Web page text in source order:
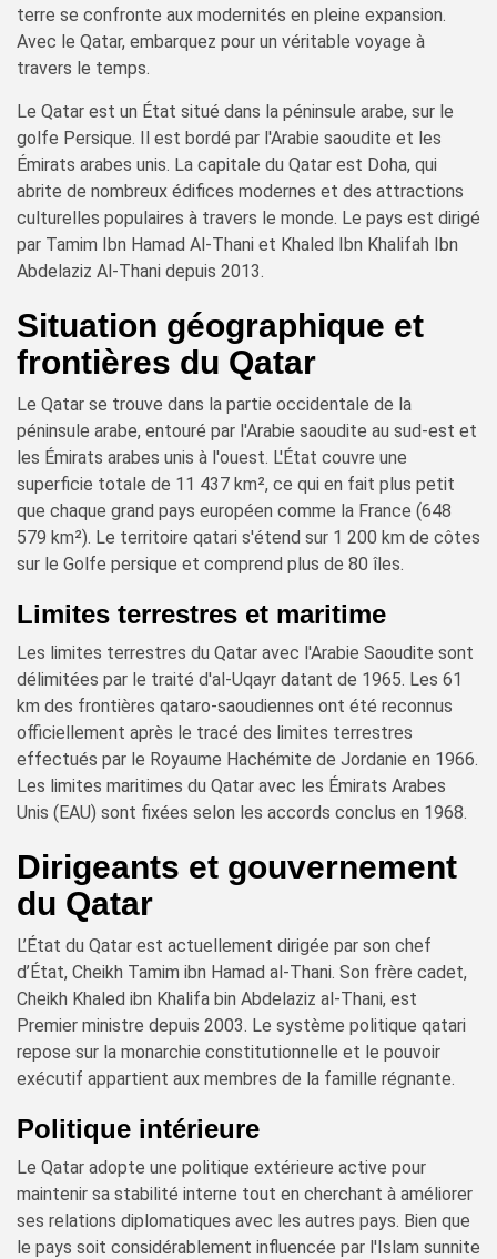
terre se confronte aux modernités en pleine expansion.
Avec le Qatar, embarquez pour un véritable voyage à
travers le temps.
Le Qatar est un État situé dans la péninsule arabe, sur le
golfe Persique. Il est bordé par l'Arabie saoudite et les
Émirats arabes unis. La capitale du Qatar est Doha, qui
abrite de nombreux édifices modernes et des attractions
culturelles populaires à travers le monde. Le pays est dirigé
par Tamim Ibn Hamad Al-Thani et Khaled Ibn Khalifah Ibn
Abdelaziz Al-Thani depuis 2013.
Situation géographique et
frontières du Qatar
Le Qatar se trouve dans la partie occidentale de la
péninsule arabe, entouré par l'Arabie saoudite au sud-est et
les Émirats arabes unis à l'ouest. L'État couvre une
superficie totale de 11 437 km², ce qui en fait plus petit
que chaque grand pays européen comme la France (648
579 km²). Le territoire qatari s'étend sur 1 200 km de côtes
sur le Golfe persique et comprend plus de 80 îles.
Limites terrestres et maritime
Les limites terrestres du Qatar avec l'Arabie Saoudite sont
délimitées par le traité d'al-Uqayr datant de 1965. Les 61
km des frontières qataro-saoudiennes ont été reconnus
officiellement après le tracé des limites terrestres
effectués par le Royaume Hachémite de Jordanie en 1966.
Les limites maritimes du Qatar avec les Émirats Arabes
Unis (EAU) sont fixées selon les accords conclus en 1968.
Dirigeants et gouvernement
du Qatar
L’État du Qatar est actuellement dirigée par son chef
d’État, Cheikh Tamim ibn Hamad al-Thani. Son frère cadet,
Cheikh Khaled ibn Khalifa bin Abdelaziz al-Thani, est
Premier ministre depuis 2003. Le système politique qatari
repose sur la monarchie constitutionnelle et le pouvoir
exécutif appartient aux membres de la famille régnante.
Politique intérieure
Le Qatar adopte une politique extérieure active pour
maintenir sa stabilité interne tout en cherchant à améliorer
ses relations diplomatiques avec les autres pays. Bien que
le pays soit considérablement influencée par l'Islam sunnite